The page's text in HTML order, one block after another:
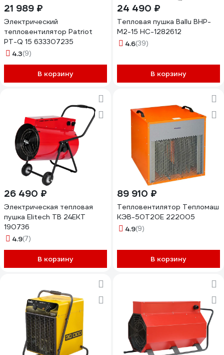
21 989 ₽
Электрический
тепловентилятор Patriot
PT-Q 15 633307235
4.3(9)
В корзину
24 490 ₽
Тепловая пушка Ballu BHP-
M2-15 НС-1282612
4.6(39)
В корзину
26 490 ₽
Электрическая тепловая
пушка Elitech ТВ 24ЕКТ
190736
4.9(7)
В корзину
89 910 ₽
Тепловентилятор Тепломаш
КЭВ-50Т20Е 222005
4.9(9)
В корзину